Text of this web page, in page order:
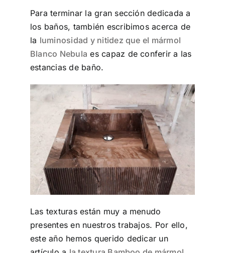
Para terminar la gran sección dedicada a
los baños, también escribimos acerca de
la luminosidad y nitidez que el mármol
Blanco Nebula es capaz de conferir a las
estancias de baño.
Las texturas están muy a menudo
presentes en nuestros trabajos. Por ello,
este año hemos querido dedicar un